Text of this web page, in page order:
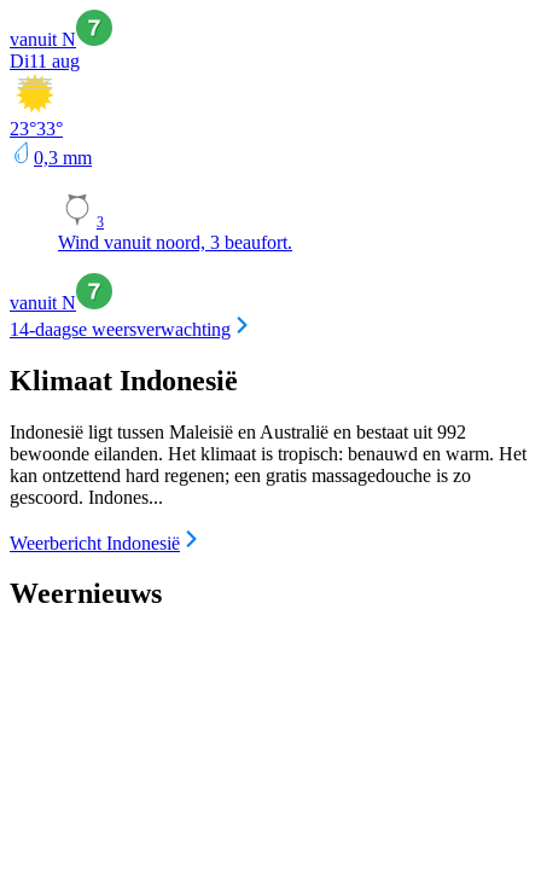
vanuit N
Di11 aug
23°33°
0,3 mm
3
Wind vanuit noord, 3 beaufort.
vanuit N
14-daagse weersverwachting
Klimaat Indonesië
Indonesië ligt tussen Maleisië en Australië en bestaat uit 992
bewoonde eilanden. Het klimaat is tropisch: benauwd en warm. Het
kan ontzettend hard regenen; een gratis massagedouche is zo
gescoord. Indones...
Weerbericht Indonesië
Weernieuws